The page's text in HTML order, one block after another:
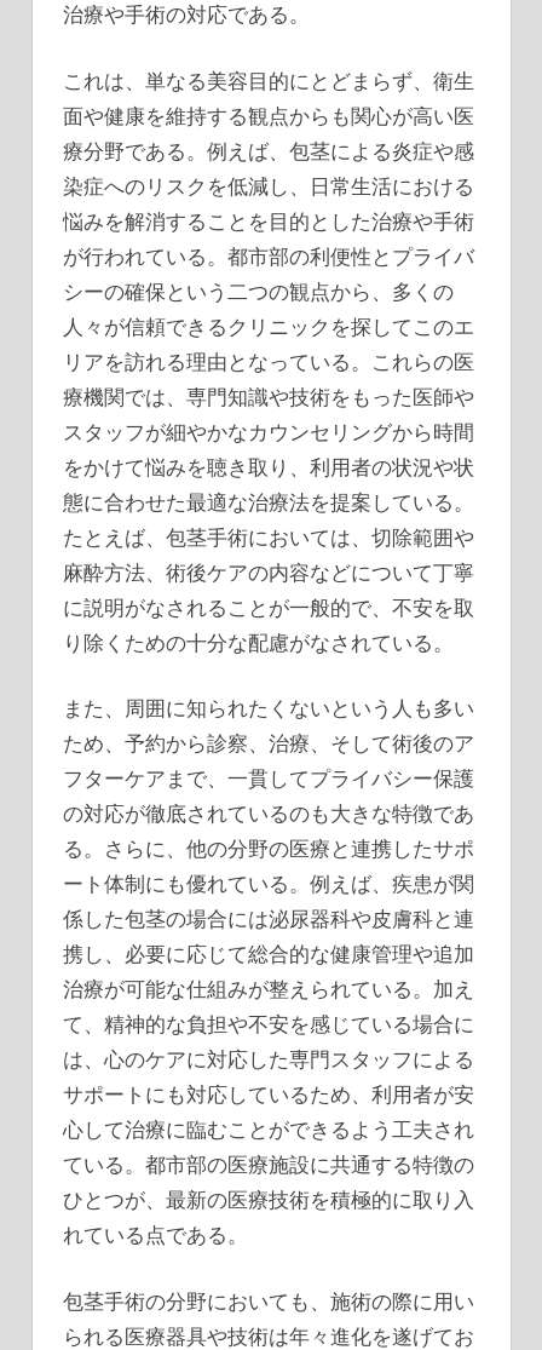
治療や手術の対応である。
これは、単なる美容目的にとどまらず、衛生
面や健康を維持する観点からも関心が高い医
療分野である。例えば、包茎による炎症や感
染症へのリスクを低減し、日常生活における
悩みを解消することを目的とした治療や手術
が行われている。都市部の利便性とプライバ
シーの確保という二つの観点から、多くの
人々が信頼できるクリニックを探してこのエ
リアを訪れる理由となっている。これらの医
療機関では、専門知識や技術をもった医師や
スタッフが細やかなカウンセリングから時間
をかけて悩みを聴き取り、利用者の状況や状
態に合わせた最適な治療法を提案している。
たとえば、包茎手術においては、切除範囲や
麻酔方法、術後ケアの内容などについて丁寧
に説明がなされることが一般的で、不安を取
り除くための十分な配慮がなされている。
また、周囲に知られたくないという人も多い
ため、予約から診察、治療、そして術後のア
フターケアまで、一貫してプライバシー保護
の対応が徹底されているのも大きな特徴であ
る。さらに、他の分野の医療と連携したサポ
ート体制にも優れている。例えば、疾患が関
係した包茎の場合には泌尿器科や皮膚科と連
携し、必要に応じて総合的な健康管理や追加
治療が可能な仕組みが整えられている。加え
て、精神的な負担や不安を感じている場合に
は、心のケアに対応した専門スタッフによる
サポートにも対応しているため、利用者が安
心して治療に臨むことができるよう工夫され
ている。都市部の医療施設に共通する特徴の
ひとつが、最新の医療技術を積極的に取り入
れている点である。
包茎手術の分野においても、施術の際に用い
られる医療器具や技術は年々進化を遂げてお